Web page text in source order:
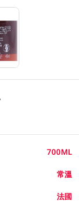
700ML
常溫
法國